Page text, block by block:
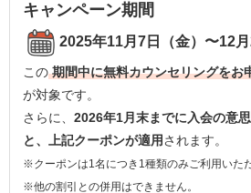
キャンペーン期間
2025年11月7日（金）〜12月
この 期間中に無料カウンセリングをお
が対象です。
さらに、2026年1月末までに入会の意
と、上記クーポンが適用されます。
※クーポンは1名につき1種類のみご利用いた
※他の割引との併用はできません。